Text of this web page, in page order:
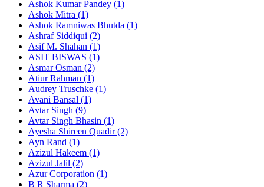
Ashok Kumar Pandey (1)
Ashok Mitra (1)
Ashok Ramniwas Bhutda (1)
Ashraf Siddiqui (2)
Asif M. Shahan (1)
ASIT BISWAS (1)
Asmar Osman (2)
Atiur Rahman (1)
Audrey Truschke (1)
Avani Bansal (1)
Avtar Singh (9)
Avtar Singh Bhasin (1)
Ayesha Shireen Quadir (2)
Ayn Rand (1)
Azizul Hakeem (1)
Azizul Jalil (2)
Azur Corporation (1)
B R Sharma (2)